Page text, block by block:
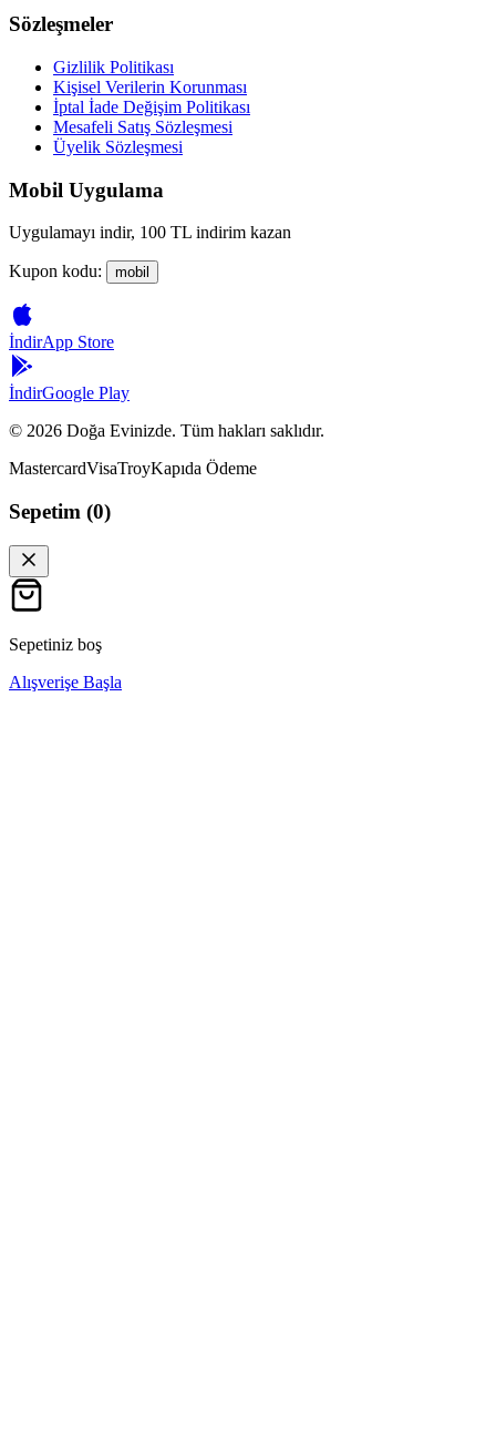
Sözleşmeler
Gizlilik Politikası
Kişisel Verilerin Korunması
İptal İade Değişim Politikası
Mesafeli Satış Sözleşmesi
Üyelik Sözleşmesi
Mobil Uygulama
Uygulamayı indir, 100 TL indirim kazan
Kupon kodu: mobil
İndirApp Store
İndirGoogle Play
© 2026 Doğa Evinizde. Tüm hakları saklıdır.
MastercardVisaTroyKapıda Ödeme
Sepetim (0)
Sepetiniz boş
Alışverişe Başla